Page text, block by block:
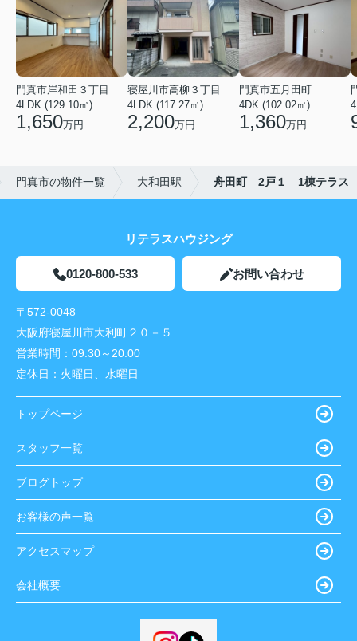
門真市岸和田３丁目
4LDK (129.10㎡)
1,650万円
寝屋川市高柳３丁目
4LDK (117.27㎡)
2,200万円
門真市五月田町
4DK (102.02㎡)
1,360万円
門真市の物件一覧 大和田駅 舟田町 2戸１ 1棟テラス
リテラスハウジング
0120-800-533 お問い合わせ
〒572-0048
大阪府寝屋川市大利町２０－５
営業時間： 09:30～20:00
定休日： 火曜日、水曜日
トップページ
スタッフ一覧
ブログトップ
お客様の声一覧
アクセスマップ
会社概要